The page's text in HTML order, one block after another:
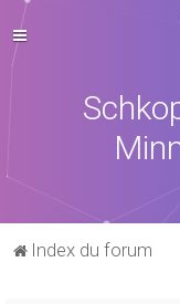
Index du forum